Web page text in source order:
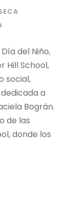
del Niño,
Hill School,
social,
a
Bográn.
de las
donde los